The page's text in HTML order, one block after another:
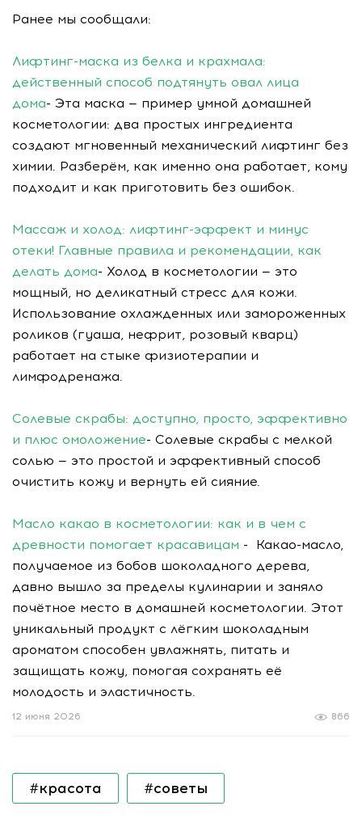
Ранее мы сообщали:
Лифтинг-маска из белка и крахмала:
действенный способ подтянуть овал лица
дома- Эта маска — пример умной домашней
косметологии: два простых ингредиента
создают мгновенный механический лифтинг без
химии. Разберём, как именно она работает, кому
подходит и как приготовить без ошибок.
Массаж и холод: лифтинг-эффект и минус
отеки! Главные правила и рекомендации, как
делать дома- Холод в косметологии — это
мощный, но деликатный стресс для кожи.
Использование охлажденных или замороженных
роликов (гуаша, нефрит, розовый кварц)
работает на стыке физиотерапии и
лимфодренажа.
Солевые скрабы: доступно, просто, эффективно
и плюс омоложение- Солевые скрабы с мелкой
солью — это простой и эффективный способ
очистить кожу и вернуть ей сияние.
Масло какао в косметологии: как и в чем с
древности помогает красавицам - Какао-масло,
получаемое из бобов шоколадного дерева,
давно вышло за пределы кулинарии и заняло
почётное место в домашней косметологии. Этот
уникальный продукт с лёгким шоколадным
ароматом способен увлажнять, питать и
защищать кожу, помогая сохранять её
молодость и эластичность.
866
12 июня 2026
#красота #советы